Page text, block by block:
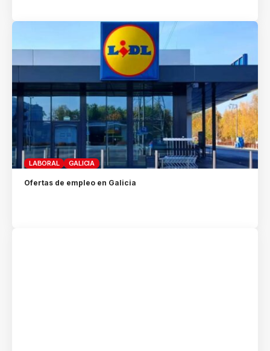
LABORAL GALICIA
Ofertas de empleo en Galicia